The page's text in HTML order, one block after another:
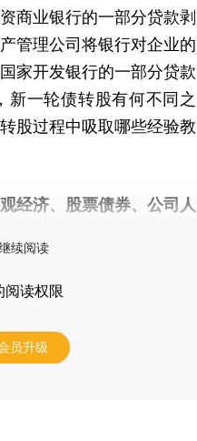
商业银行的一部分贷款剥
管理公司将银行对企业的
家开发银行的一部分贷款
新一轮债转股有何不同之
股过程中吸取哪些经验教
经济、股票债券、公司人
续阅读
阅读权限
员升级